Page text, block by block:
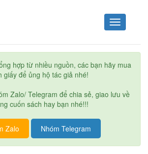
Toggle
navigation
hợp từ nhiều nguồn, các bạn hãy mua
giấy để ủng hộ tác giả nhé!
Zalo/ Telegram để chia sẻ, giao lưu về
cuốn sách hay bạn nhé!!!
Zalo Nhóm Telegram